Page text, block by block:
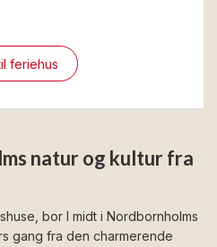
feriehus
natur og kultur fra
bor I midt i Nordbornholms
gang fra den charmerende